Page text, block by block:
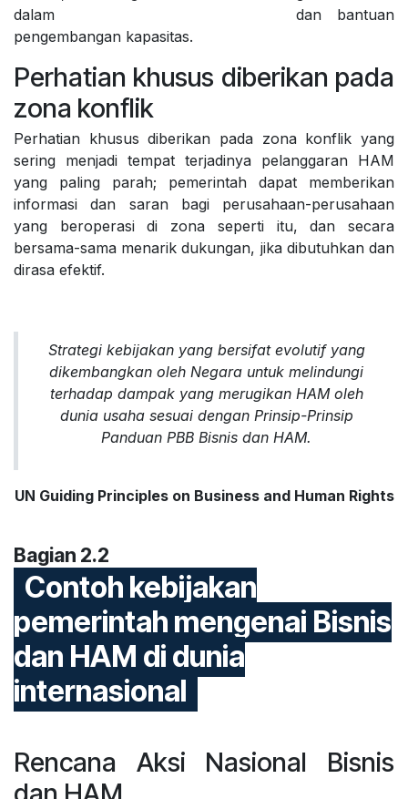
dalam
dan bantuan
pengembangan kapasitas.
Perhatian khusus diberikan pada
zona konflik
Perhatian khusus diberikan pada zona konflik yang
sering menjadi tempat terjadinya pelanggaran HAM
yang paling parah; pemerintah dapat memberikan
informasi dan saran bagi perusahaan-perusahaan
yang beroperasi di zona seperti itu, dan secara
bersama-sama menarik dukungan, jika dibutuhkan dan
dirasa efektif.
Strategi kebijakan yang bersifat evolutif yang
dikembangkan oleh Negara untuk melindungi
terhadap dampak yang merugikan HAM oleh
dunia usaha sesuai dengan Prinsip-Prinsip
Panduan PBB Bisnis dan HAM.
UN Guiding Principles on Business and Human Rights
Bagian 2.2
Contoh kebijakan
pemerintah mengenai Bisnis
dan HAM di dunia
internasional
Rencana Aksi Nasional Bisnis